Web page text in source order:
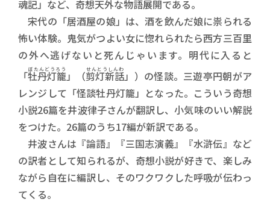
魂記」など、奇想天外な物語展開である。
宋代の「居酒屋の娘」は、酒を飲んだ娘に祟られる
怖い体験。鬼気がつよい女に惚れられたら西方三百里
の外へ逃げないと死んじゃいます。明代に入ると
「牡丹灯籠
ぼたんどうろう」（剪灯新話
せんとうしんわ」）の怪談。三遊亭円朝がア
レンジして「怪談牡丹灯籠」となった。こういう奇想
小説26篇を井波律子さんが翻訳し、小気味のいい解説
をつけた。26篇のうち17編が新訳である。
井波さんは『論語』『三国志演義』『水滸伝』など
の訳者として知られるが、奇想小説が好きで、楽しみ
ながら自在に編訳し、そのワクワクした呼吸が伝わっ
てくる。